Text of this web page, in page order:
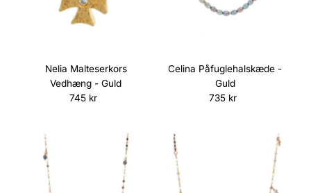
Nelia Malteserkors
Vedhæng - Guld
Normalpris
745 kr
Celina Påfuglehalskæde -
Guld
Normalpris
735 kr